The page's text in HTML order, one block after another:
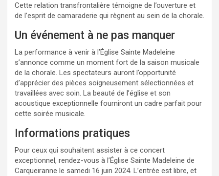
Cette relation transfrontalière témoigne de l’ouverture et
de l’esprit de camaraderie qui règnent au sein de la chorale.
Un événement à ne pas manquer
La performance à venir à l’Église Sainte Madeleine
s’annonce comme un moment fort de la saison musicale
de la chorale. Les spectateurs auront l’opportunité
d’apprécier des pièces soigneusement sélectionnées et
travaillées avec soin. La beauté de l’église et son
acoustique exceptionnelle fourniront un cadre parfait pour
cette soirée musicale.
Informations pratiques
Pour ceux qui souhaitent assister à ce concert
exceptionnel, rendez-vous à l’Église Sainte Madeleine de
Carqueiranne le samedi 16 juin 2024. L’entrée est libre, et